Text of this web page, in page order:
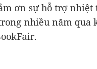
ơn sự hỗ trợ
nhiều năm qua